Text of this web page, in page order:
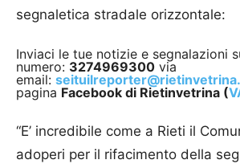
segnaletica stradale orizzontale:
Inviaci le tue notizie e segnalazioni
numero: 3274969300 via
email:
pagina Facebook di Rietinvetrina (
“E’ incredibile come a Rieti il
adoperi per il rifacimento della